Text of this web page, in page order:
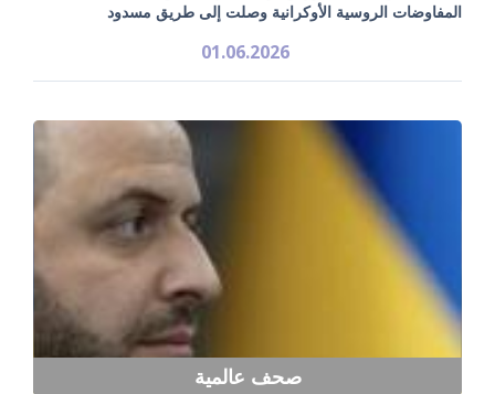
المفاوضات الروسية الأوكرانية وصلت إلى طريق مسدود
01.06.2026
صحف عالمية